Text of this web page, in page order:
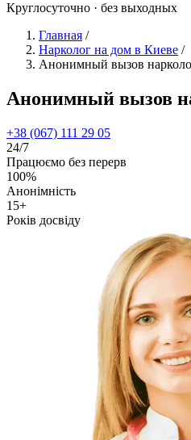
Круглосуточно · без выходных
Главная /
Нарколог на дом в Киеве /
Анонимный вызов
Анонимный вызов
+38 (067) 111 29 05
24/7
Працюємо без перерв
100%
Анонімність
15+
Років досвіду